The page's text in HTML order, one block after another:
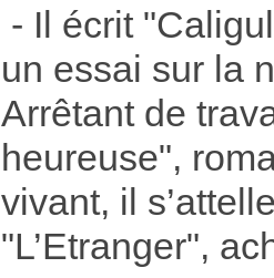
- Il écrit
un essai sur la
Arrêtant de
heureuse",
vivant, il
"L’Etranger",